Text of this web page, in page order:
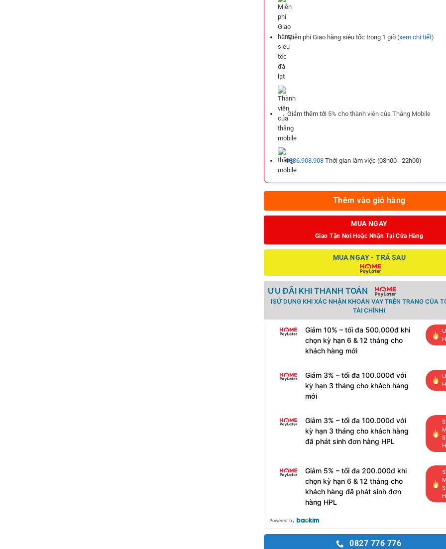
Miễn phí Giao hàng siêu tốc trong 1 giờ (xem chi tiết)
Giảm thêm tới 5% cho thành viên của Thắng Mobile
0836.908.908Thời gian làm việc (08h00 - 22h00)
Thêm vào giỏ hàng
MUA NGAY
Giao Tận Nơi Hoặc Nhận Tại Cửa Hàng
MUA NGAY - TRẢ SAU
ƯU ĐÃI KHI THANH TOÁN
(SỬ DỤNG KHI XÁC NHẬN KHOẢN VAY TRÊN TRANG CỦA
TÀI CHÍNH)
Giảm 10% – tối đa 500.000đ khi
chọn kỳ hạn 6 & 12 tháng cho
khách hàng mới
Giảm 3% – tối đa 100.000đ với
kỳ hạn 3 tháng cho khách hàng
mới
Giảm 3% – tối đa 100.000đ với
kỳ hạn 3 tháng cho khách hàng
đã phát sinh đơn hàng HPL
Giảm 5% – tối đa 200.000đ khi
chọn kỳ hạn 6 & 12 tháng cho
khách hàng đã phát sinh đơn
hàng HPL
Powered by
0827 776 776